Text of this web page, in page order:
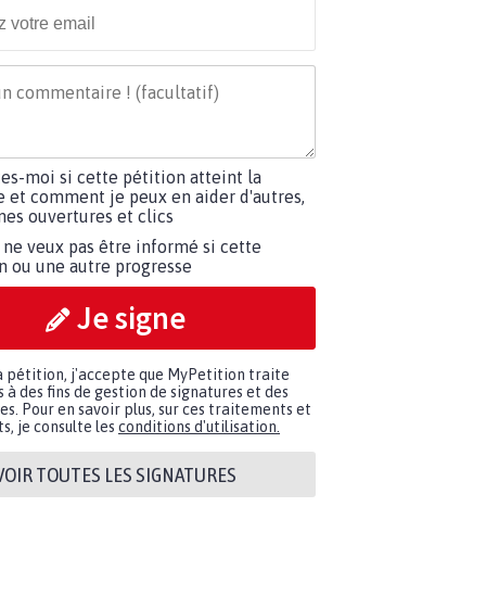
moi si cette pétition atteint la
et comment je peux en aider d'autres,
ouvertures et clics
ne veux pas être informé si cette
ou une autre progresse
Je signe
pétition, j'accepte que MyPetition traite
à des fins de gestion de signatures et des
Pour en savoir plus, sur ces traitements et
je consulte les conditions d'utilisation.
TOUTES LES SIGNATURES